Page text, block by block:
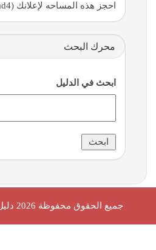
احجز هذه المساحه لإعلانك (ad4)
محرك البحث
ابحث في الدليل
جميع الحقوق محفوظة 2026